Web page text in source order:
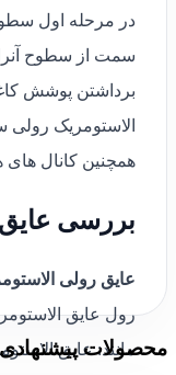
در مرحله اول
سمت از سطوح آنرا
برداشتن پوشش
الاستومریک
همچنین کانال
بررسی عایق رولی
عایق رولی الاستومری 19 میلی متر
رول عایق
مانند: عایق
محصولات پیشنهادی